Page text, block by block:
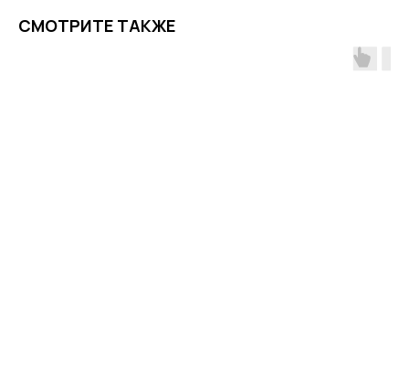
СМОТРИТЕ ТАКЖЕ